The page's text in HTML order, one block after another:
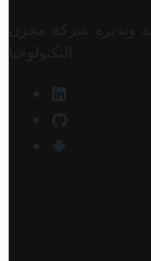
وتديره
شركة مخزن
التكنولوجيا